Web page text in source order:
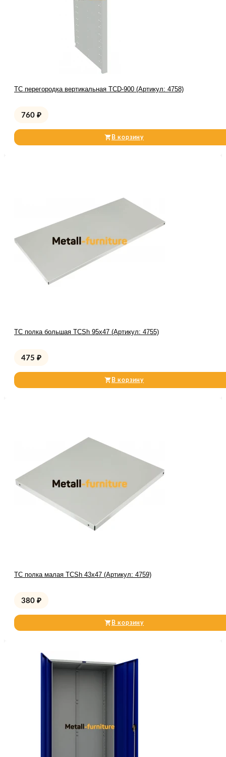
TC перегородка вертикальная TCD-900 (Артикул: 4758)
760 ₽
В корзину
TC полка большая TCSh 95х47 (Артикул: 4755)
475 ₽
В корзину
TC полка малая TCSh 43х47 (Артикул: 4759)
380 ₽
В корзину